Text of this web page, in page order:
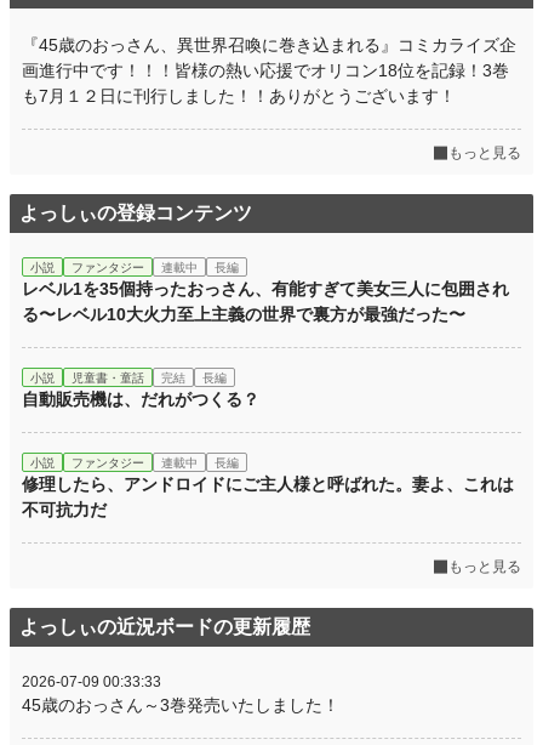
『45歳のおっさん、異世界召喚に巻き込まれる』コミカライズ企
画進行中です！！！皆様の熱い応援でオリコン18位を記録！3巻
も7月１２日に刊行しました！！ありがとうございます！
もっと見る
よっしぃの登録コンテンツ
小説 ファンタジー 連載中 長編
レベル1を35個持ったおっさん、有能すぎて美女三人に包囲され
る〜レベル10大火力至上主義の世界で裏方が最強だった〜
小説 児童書・童話 完結 長編
自動販売機は、だれがつくる？
小説 ファンタジー 連載中 長編
修理したら、アンドロイドにご主人様と呼ばれた。妻よ、これは
不可抗力だ
もっと見る
よっしぃの近況ボードの更新履歴
2026-07-09 00:33:33
45歳のおっさん～3巻発売いたしました！